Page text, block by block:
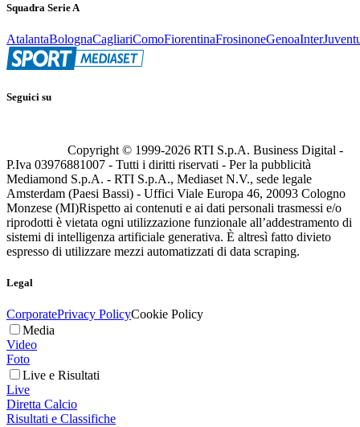
Squadra Serie A
AtalantaBolognaCagliariComoFiorentinaFrosinoneGenoaInter
Seguici su
Copyright © 1999-2026 RTI S.p.A. Business Digital -
P.Iva 03976881007 - Tutti i diritti riservati - Per la pubblicità
Mediamond S.p.A. - RTI S.p.A., Mediaset N.V., sede legale
Amsterdam (Paesi Bassi) - Uffici Viale Europa 46, 20093 Cologno
Monzese (MI)Rispetto ai contenuti e ai dati personali trasmessi e/o
riprodotti è vietata ogni utilizzazione funzionale all’addestramento di
sistemi di intelligenza artificiale generativa. È altresì fatto divieto
espresso di utilizzare mezzi automatizzati di data scraping.
Legal
CorporatePrivacy PolicyCookie Policy
Media
Video
Foto
Live e Risultati
Live
Diretta Calcio
Risultati e Classifiche